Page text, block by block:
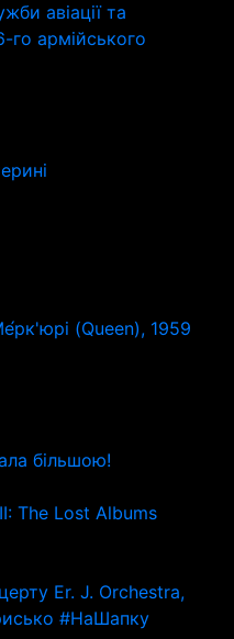
авіації та
го армійського
(Queen), 1959
більшою!
The Lost Albums
Er. J. Orchestra,
#НаШапку